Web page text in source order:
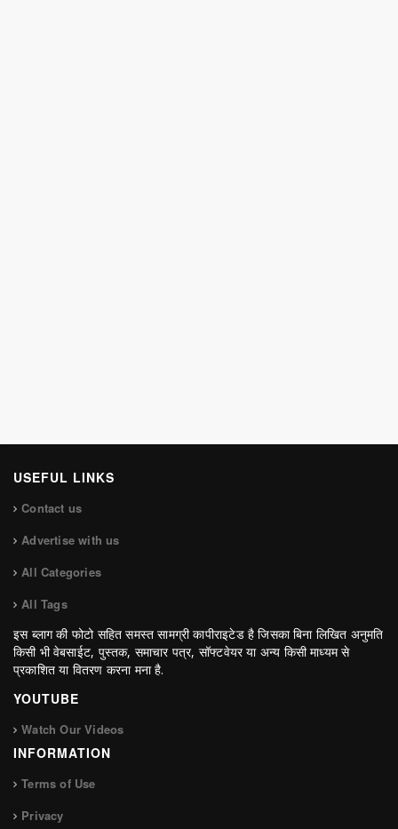
USEFUL LINKS
Contact us
Advertise with us
All Categories
All Tags
इस ब्लाग की फोटो सहित समस्त सामग्री कापीराइटेड है जिसका बिना लिखित अनुमति
किसी भी वेबसाईट, पुस्तक, समाचार पत्र, सॉफ्टवेयर या अन्य किसी माध्यम से
प्रकाशित या वितरण करना मना है.
YOUTUBE
Watch Our Videos
INFORMATION
Terms of Use
Privacy